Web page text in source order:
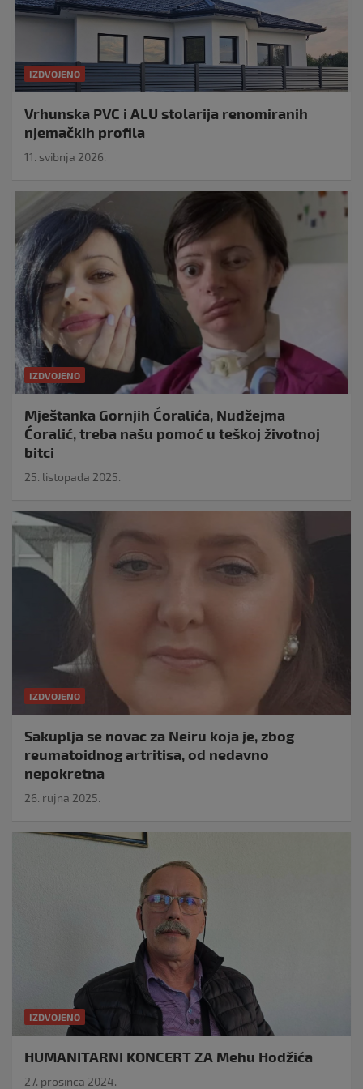
IZDVOJENO
Vrhunska PVC i ALU stolarija renomiranih
njemačkih profila
11. svibnja 2026.
IZDVOJENO
Mještanka Gornjih Ćoralića, Nudžejma
Ćoralić, treba našu pomoć u teškoj životnoj
bitci
25. listopada 2025.
IZDVOJENO
Sakuplja se novac za Neiru koja je, zbog
reumatoidnog artritisa, od nedavno
nepokretna
26. rujna 2025.
IZDVOJENO
HUMANITARNI KONCERT ZA Mehu Hodžića
27. prosinca 2024.